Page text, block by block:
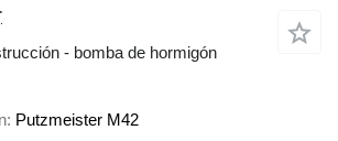
- bomba de hormigón
Putzmeister M42